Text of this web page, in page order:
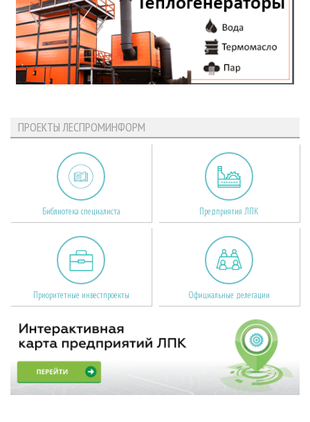
ПРОЕКТЫ ЛЕСПРОМИНФОРМ
Библиотека специалиста Предприятия ЛПК
Приоритетные инвестпроекты Официальные делегации